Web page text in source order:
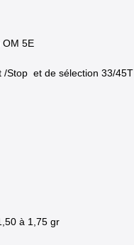
5E
/Stop et de sélection 33/45T
à 1,75 gr